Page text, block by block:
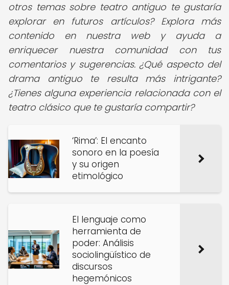
otros temas sobre teatro antiguo te gustaría
explorar en futuros artículos? Explora más
contenido en nuestra web y ayuda a
enriquecer nuestra comunidad con tus
comentarios y sugerencias.¿Qué aspecto del
drama antiguo te resulta más intrigante?
¿Tienes alguna experiencia relacionada con el
teatro clásico que te gustaría compartir?
‘Rima’: El encanto
sonoro en la poesía
y su origen
etimológico
El lenguaje como
herramienta de
poder: Análisis
sociolingüístico de
discursos
hegemónicos